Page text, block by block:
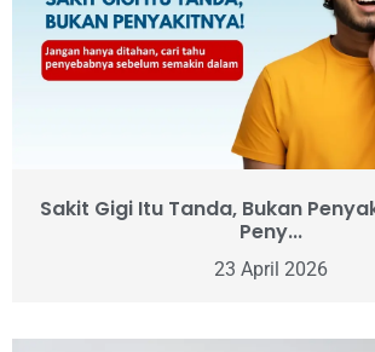
Sakit Gigi Itu Tanda, Bukan
Peny...
23 April 2026